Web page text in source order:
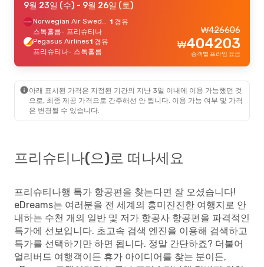
9월 23일 (수) - 9월 26일 (토)
Norwegian Air Sweden 1 경유
스톡홀름- 프리슈티나
Pegasus Airlines1 경유
프리슈티나- 스톡홀름
426606
₩
404203
₩
승객별 프라임 요금
아래 표시된 가격은 지정된 기간의 지난 3일 이내에 이용 가능했던 것
으로, 최종 제공 가격으로 간주해선 안 됩니다. 이용 가능 여부 및 가격
은 변경될 수 있습니다.
프리슈티나(으)로 떠나세요
프리슈티나행 특가 항공편을 찾는다면 잘 오셨습니다!
eDreams는 여러분을 전 세계의 흥미진진한 여행지로 안
내하는 수천 개의 일반 및 저가 항공사 항공편을 파격적인
특가에 선보입니다. 초고속 검색 엔진을 이용해 검색하고
특가를 선택하기만 하면 됩니다. 정말 간단하죠? 더불어
얼리버드 여행객이든 휴가 아이디어를 찾는 분이든,